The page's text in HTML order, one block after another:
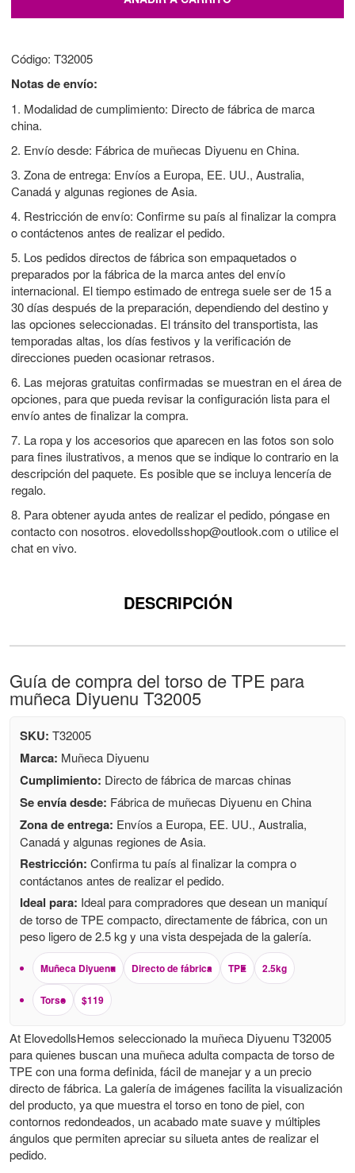
Código: T32005
Notas de envío:
1. Modalidad de cumplimiento: Directo de fábrica de marca
china.
2. Envío desde: Fábrica de muñecas Diyuenu en China.
3. Zona de entrega: Envíos a Europa, EE. UU., Australia,
Canadá y algunas regiones de Asia.
4. Restricción de envío: Confirme su país al finalizar la compra
o contáctenos antes de realizar el pedido.
5. Los pedidos directos de fábrica son empaquetados o
preparados por la fábrica de la marca antes del envío
internacional. El tiempo estimado de entrega suele ser de 15 a
30 días después de la preparación, dependiendo del destino y
las opciones seleccionadas. El tránsito del transportista, las
temporadas altas, los días festivos y la verificación de
direcciones pueden ocasionar retrasos.
6. Las mejoras gratuitas confirmadas se muestran en el área de
opciones, para que pueda revisar la configuración lista para el
envío antes de finalizar la compra.
7. La ropa y los accesorios que aparecen en las fotos son solo
para fines ilustrativos, a menos que se indique lo contrario en la
descripción del paquete. Es posible que se incluya lencería de
regalo.
8. Para obtener ayuda antes de realizar el pedido, póngase en
contacto con nosotros. elovedollsshop@outlook.com o utilice el
chat en vivo.
DESCRIPCIÓN
Guía de compra del torso de TPE para
muñeca Diyuenu T32005
SKU: T32005
Marca: Muñeca Diyuenu
Cumplimiento: Directo de fábrica de marcas chinas
Se envía desde: Fábrica de muñecas Diyuenu en China
Zona de entrega: Envíos a Europa, EE. UU., Australia,
Canadá y algunas regiones de Asia.
Restricción: Confirma tu país al finalizar la compra o
contáctanos antes de realizar el pedido.
Ideal para: Ideal para compradores que desean un maniquí
de torso de TPE compacto, directamente de fábrica, con un
peso ligero de 2.5 kg y una vista despejada de la galería.
Muñeca Diyuenu Directo de fábrica TPE 2.5kg
Torso $119
At ElovedollsHemos seleccionado la muñeca Diyuenu T32005
para quienes buscan una muñeca adulta compacta de torso de
TPE con una forma definida, fácil de manejar y a un precio
directo de fábrica. La galería de imágenes facilita la visualización
del producto, ya que muestra el torso en tono de piel, con
contornos redondeados, un acabado mate suave y múltiples
ángulos que permiten apreciar su silueta antes de realizar el
pedido.